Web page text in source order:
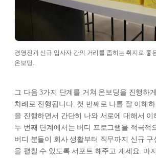
경영진과 신규 입사자 간의 거리를 좁히는 취지로 좋
온보딩.
그 다음 3가지 단계를 거쳐 온보딩을 진행하
차례로 진행됩니다. 첫 번째로 나를 잘 이해
을 진행하면서 간단히 나와 서로에 대해서
두 번째 단계에서는 버디 프로그램을 적극적
버디 분들이 회사 생활부터 직무까지 신규
을 펼칠 수 있도록 서포트 해주고 계세요. 마